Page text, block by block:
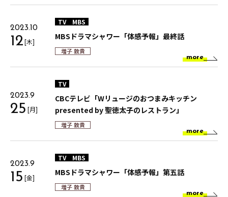
2023.10
12[木]
TV MBS
MBSドラマシャワー「体感予報」最終話
増子 敦貴
more
2023.9
25 [月]
TV
CBCテレビ「Wリュージのおつまみキッチン
presented by 聖徳太子のレストラン」
増子 敦貴
more
2023.9
15 [金]
TV MBS
MBSドラマシャワー「体感予報」第五話
増子 敦貴
more